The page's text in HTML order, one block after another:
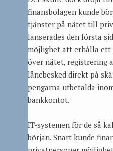
finansbolagen kunde
tjänster på nätet till
lanserades den första
möjlighet att erhålla ett
över nätet, registrering
lånebesked direkt på
pengarna utbetalda
bankkontot.
IT-systemen för de så
början. Snart kunde